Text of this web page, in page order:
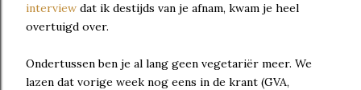
interview dat ik destijds van je afnam, kwam je heel
overtuigd over.
Ondertussen ben je al lang geen vegetariër meer. We
lazen dat vorige week nog eens in de krant (GVA,